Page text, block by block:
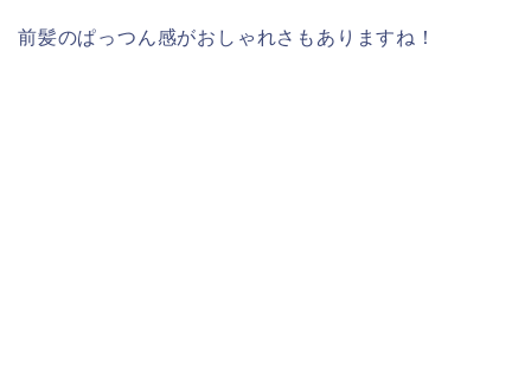
前髪のぱっつん感がおしゃれさもありますね！